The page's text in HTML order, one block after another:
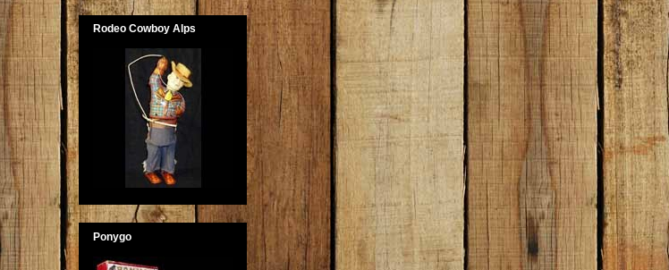
Rodeo Cowboy Alps
Ponygo